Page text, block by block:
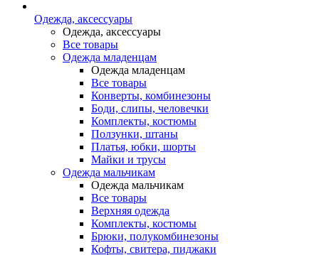
Одежда, аксессуары
Одежда, аксессуары
Все товары
Одежда младенцам
Одежда младенцам
Все товары
Конверты, комбинезоны
Боди, слипы, человечки
Комплекты, костюмы
Ползунки, штаны
Платья, юбки, шорты
Майки и трусы
Одежда мальчикам
Одежда мальчикам
Все товары
Верхняя одежда
Комплекты, костюмы
Брюки, полукомбинезоны
Кофты, свитера, пиджаки